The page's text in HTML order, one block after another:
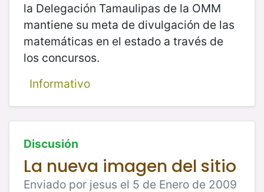
la Delegación Tamaulipas de la OMM
mantiene su meta de divulgación de las
matemáticas en el estado a través de
los concursos.
Informativo
Discusión
La nueva imagen del sitio
Enviado por jesus el 5 de Enero de 2009